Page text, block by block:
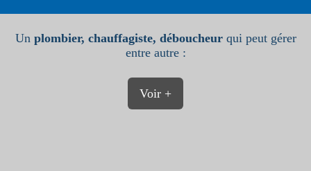
Un plombier, chauffagiste, déboucheurqui peut gérer
entre autre :
Voir +